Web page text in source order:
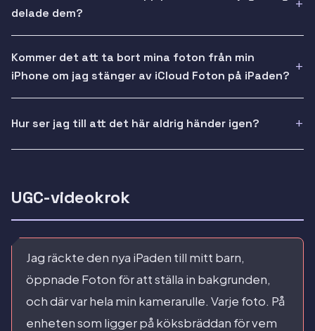
delade dem?
Kommer det att ta bort mina foton från min
iPhone om jag stänger av iCloud Foton på iPaden?
Hur ser jag till att det här aldrig händer igen?
UGC-videokrok
Jag räckte den nya iPaden till mitt barn,
öppnade Foton för att ställa in bakgrunden,
och där var hela min kamerarulle. Varje foto. På
enheten som ligger på köksbräddan för vem